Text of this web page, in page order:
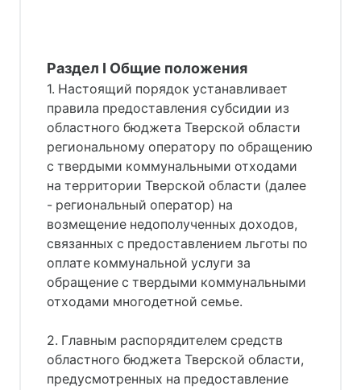
Раздел I Общие положения
1. Настоящий порядок устанавливает
правила предоставления субсидии из
областного бюджета Тверской области
региональному оператору по обращению
с твердыми коммунальными отходами
на территории Тверской области (далее
- региональный оператор) на
возмещение недополученных доходов,
связанных с предоставлением льготы по
оплате коммунальной услуги за
обращение с твердыми коммунальными
отходами многодетной семье.
2. Главным распорядителем средств
областного бюджета Тверской области,
предусмотренных на предоставление